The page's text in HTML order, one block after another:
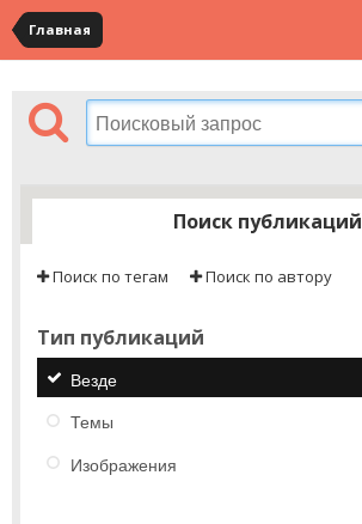
Главная
Поиск публикаций
Поиск по тегам Поиск по автору
Тип публикаций
Везде
Темы
Изображения